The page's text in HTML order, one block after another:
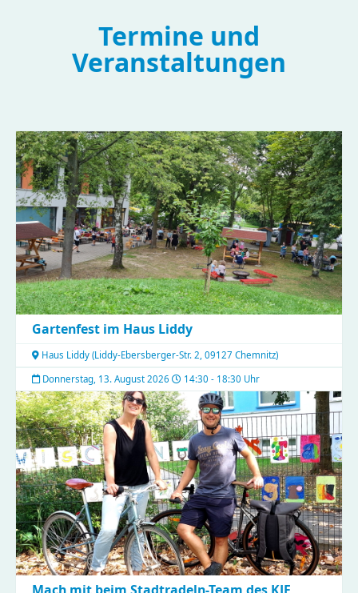
Termine und
Veranstaltungen
Gartenfest im Haus Liddy
Haus Liddy (Liddy-Ebersberger-Str. 2, 09127 Chemnitz)
Donnerstag, 13. August 2026
14:30 - 18:30 Uhr